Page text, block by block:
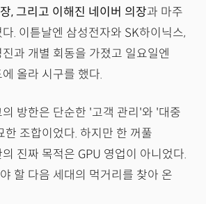
, 그리고 이해진 네이버 의장과 마주
. 이튿날엔 삼성전자와 SK하이닉스,
과 개별 회동을 가졌고 일요일엔
올라 시구를 했다.
방한은 단순한 '고객 관리'와 '대중
한 조합이었다. 하지만 한 꺼풀
진짜 목적은 GPU 영업이 아니었다.
할 다음 세대의 먹거리를 찾아 온